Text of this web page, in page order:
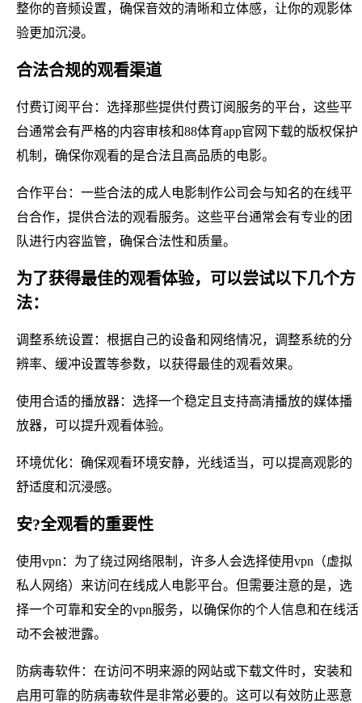
整你的音频设置，确保音效的清晰和立体感，让你的观影体
验更加沉浸。
合法合规的观看渠道
付费订阅平台：选择那些提供付费订阅服务的平台，这些平
台通常会有严格的内容审核和88体育app官网下载的版权保护
机制，确保你观看的是合法且高品质的电影。
合作平台：一些合法的成人电影制作公司会与知名的在线平
台合作，提供合法的观看服务。这些平台通常会有专业的团
队进行内容监管，确保合法性和质量。
为了获得最佳的观看体验，可以尝试以下几个方
法：
调整系统设置：根据自己的设备和网络情况，调整系统的分
辨率、缓冲设置等参数，以获得最佳的观看效果。
使用合适的播放器：选择一个稳定且支持高清播放的媒体播
放器，可以提升观看体验。
环境优化：确保观看环境安静，光线适当，可以提高观影的
舒适度和沉浸感。
安?全观看的重要性
使用vpn：为了绕过网络限制，许多人会选择使用vpn（虚拟
私人网络）来访问在线成人电影平台。但需要注意的是，选
择一个可靠和安全的vpn服务，以确保你的个人信息和在线活
动不会被泄露。
防病毒软件：在访问不明来源的网站或下载文件时，安装和
启用可靠的防病毒软件是非常必要的。这可以有效防止恶意